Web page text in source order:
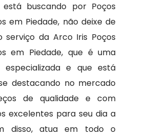
buscando por Poços
em Piedade, não deixe de
serviço da Arco Iris Poços
em Piedade, que é uma
especializada e que está
destacando no mercado
de qualidade e com
excelentes para seu dia a
disso, atua em todo o